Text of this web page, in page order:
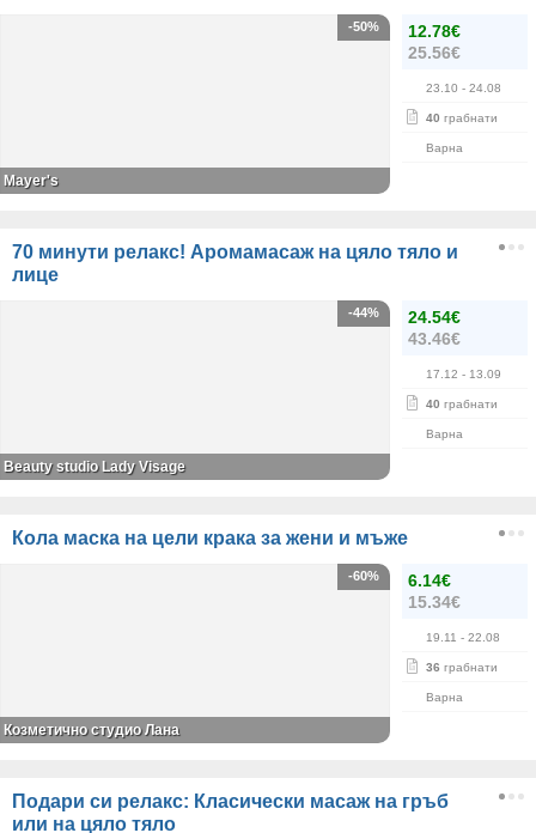
12.78€
25.56€
23.10 - 24.08
40 грабнати
Варна
-50%
Mayer's
70 минути релакс! Аромамасаж на цяло тяло и
лице
24.54€
43.46€
17.12 - 13.09
40 грабнати
Варна
-44%
Beauty studio Lady Visage
Кола маска на цели крака за жени и мъже
6.14€
15.34€
19.11 - 22.08
36 грабнати
Варна
-60%
Козметично студио Лана
Подари си релакс: Класически масаж на гръб
или на цяло тяло